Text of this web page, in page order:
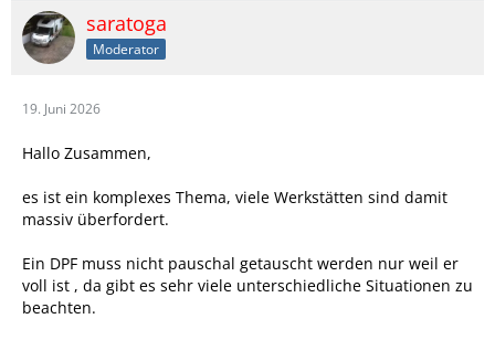
saratoga
Moderator
19. Juni 2026
Hallo Zusammen,
es ist ein komplexes Thema, viele Werkstätten sind damit
massiv überfordert.
Ein DPF muss nicht pauschal getauscht werden nur weil er
voll ist , da gibt es sehr viele unterschiedliche Situationen zu
beachten.